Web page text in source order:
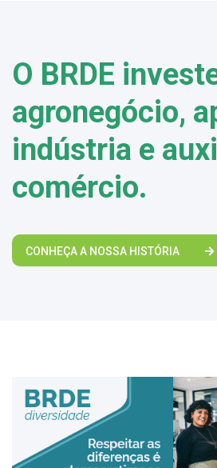
O BRDE
agronegócio,
indústria e
comércio.
CONHEÇA A NOSSA HISTÓRIA